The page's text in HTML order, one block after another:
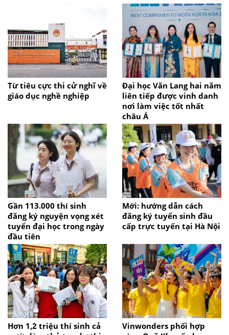
Từ tiêu cực thi cử nghĩ về
giáo dục nghề nghiệp
Đại học Văn Lang hai năm
liên tiếp được vinh danh
nơi làm việc tốt nhất
châu Á
Gần 113.000 thí sinh
đăng ký nguyện vọng xét
tuyển đại học trong ngày
đầu tiên
Mới: hướng dẫn cách
đăng ký tuyển sinh đầu
cấp trực tuyến tại Hà Nội
Hơn 1,2 triệu thí sinh cả
Vinwonders phối hợp